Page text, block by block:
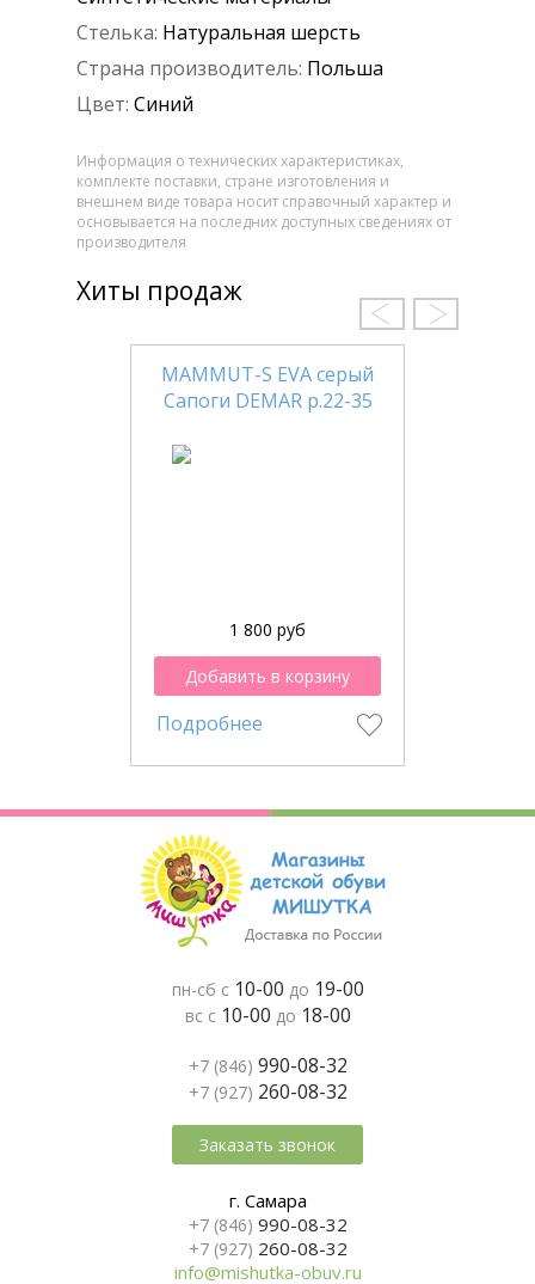
Стелька: Натуральная шерсть
Страна производитель: Польша
Цвет: Синий
Информация о технических характеристиках,
комплекте поставки, стране изготовления и
внешнем виде товара носит справочный характер и
основывается на последних доступных сведениях от
производителя
Хиты продаж
MAMMUT-S EVA серый
Сапоги DEMAR р.22-35
1 800 руб
Добавить в корзину
Подробнее
пн-сб с 10-00 до 19-00
вс с 10-00 до 18-00
+7 (846) 990-08-32
+7 (927) 260-08-32
Заказать звонок
г. Самара
+7 (846) 990-08-32
+7 (927) 260-08-32
info@mishutka-obuv.ru